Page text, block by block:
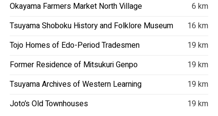
Okayama Farmers Market North Village
6 km
Tsuyama Shoboku History and Folklore Museum
16 km
Tojo Homes of Edo-Period Tradesmen
19 km
Former Residence of Mitsukuri Genpo
19 km
Tsuyama Archives of Western Learning
19 km
Joto’s Old Townhouses
19 km